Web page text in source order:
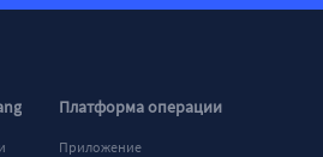
Платформа операции
Приложение